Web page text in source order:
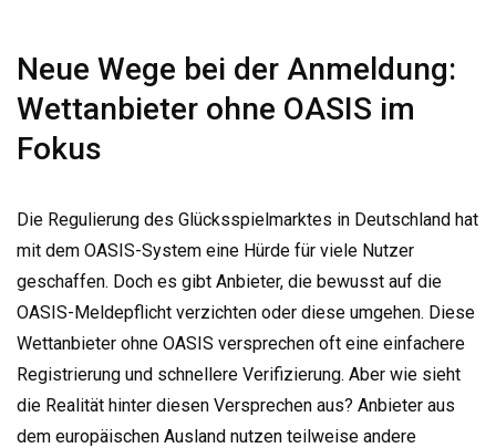
Neue Wege bei der Anmeldung:
Wettanbieter ohne OASIS im
Fokus
Die Regulierung des Glücksspielmarktes in Deutschland hat
mit dem OASIS-System eine Hürde für viele Nutzer
geschaffen. Doch es gibt Anbieter, die bewusst auf die
OASIS-Meldepflicht verzichten oder diese umgehen. Diese
Wettanbieter ohne OASIS versprechen oft eine einfachere
Registrierung und schnellere Verifizierung. Aber wie sieht
die Realität hinter diesen Versprechen aus? Anbieter aus
dem europäischen Ausland nutzen teilweise andere